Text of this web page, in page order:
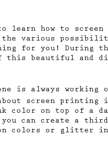
learn how to
the various
for you! During
beautiful and
is always working
screen printing
color on top of a
can create a
colors or glitter